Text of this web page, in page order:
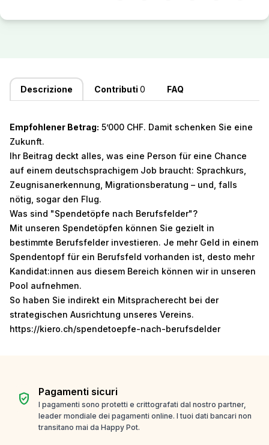
Descrizione Contributi 0 FAQ
Empfohlener Betrag: 5’000 CHF. Damit schenken Sie eine
Zukunft.
Ihr Beitrag deckt alles, was eine Person für eine Chance
auf einem deutschsprachigem Job braucht: Sprachkurs,
Zeugnisanerkennung, Migrationsberatung – und, falls
nötig, sogar den Flug.
Was sind "Spendetöpfe nach Berufsfelder"?
Mit unseren Spendetöpfen können Sie gezielt in
bestimmte Berufsfelder investieren. Je mehr Geld in einem
Spendentopf für ein Berufsfeld vorhanden ist, desto mehr
Kandidat:innen aus diesem Bereich können wir in unseren
Pool aufnehmen.
So haben Sie indirekt ein Mitspracherecht bei der
strategischen Ausrichtung unseres Vereins.
https://kiero.ch/spendetoepfe-nach-berufsdelder
verified_user Pagamenti sicuri
I pagamenti sono protetti e crittografati dal nostro partner,
leader mondiale dei pagamenti online. I tuoi dati bancari non
transitano mai da Happy Pot.